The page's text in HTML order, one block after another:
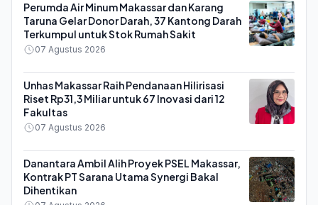
Perumda Air Minum Makassar dan Karang
Taruna Gelar Donor Darah, 37 Kantong Darah
Terkumpul untuk Stok Rumah Sakit
07 Agustus 2026
Unhas Makassar Raih Pendanaan Hilirisasi
Riset Rp31,3 Miliar untuk 67 Inovasi dari 12
Fakultas
07 Agustus 2026
Danantara Ambil Alih Proyek PSEL Makassar,
Kontrak PT Sarana Utama Synergi Bakal
Dihentikan